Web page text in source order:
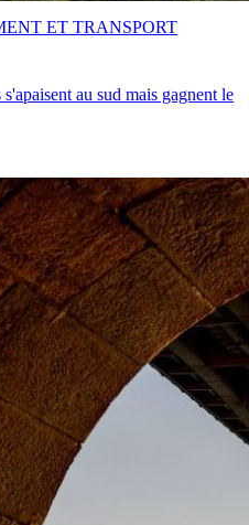
au sud mais gagnent le
ET TRANSPORT